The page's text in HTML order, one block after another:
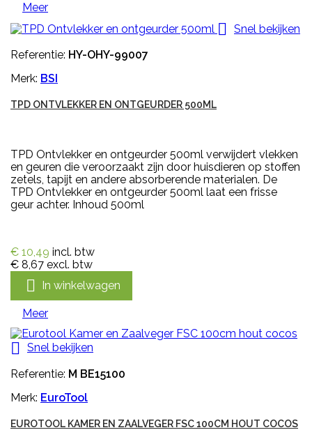
Meer

Snel bekijken
Referentie: HY-OHY-99007
Merk: BSI
TPD ONTVLEKKER EN ONTGEURDER 500ML
TPD Ontvlekker en ontgeurder 500ml verwijdert vlekken
en geuren die veroorzaakt zijn door huisdieren op stoffen
zetels, tapijt en andere absorberende materialen. De
TPD Ontvlekker en ontgeurder 500ml laat een frisse
geur achter. Inhoud 500ml
€ 10,49 incl. btw
€ 8,67 excl. btw
 In winkelwagen
Meer

Snel bekijken
Referentie: M BE15100
Merk: EuroTool
EUROTOOL KAMER EN ZAALVEGER FSC 100CM HOUT COCOS